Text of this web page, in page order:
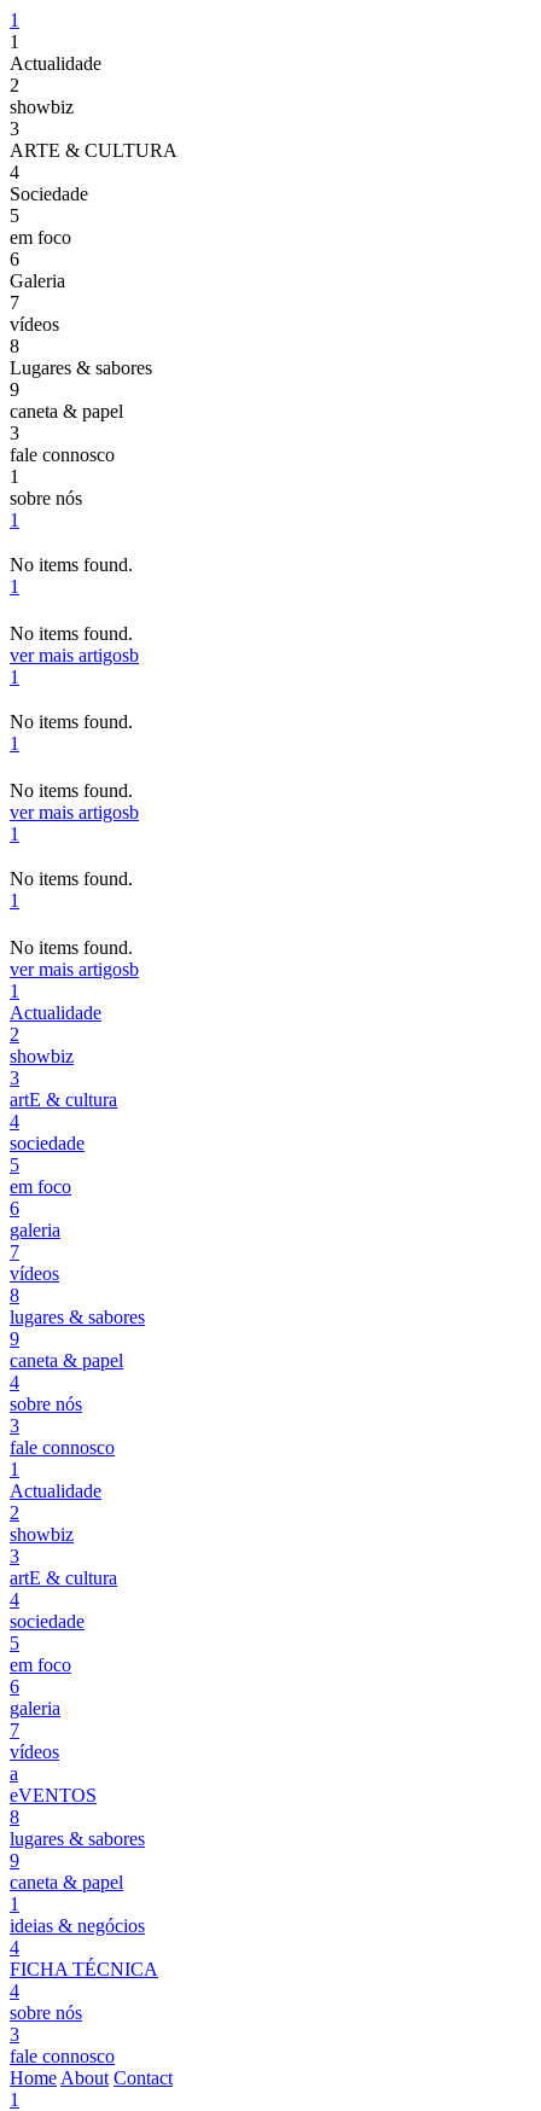
1
1
Actualidade
2
showbiz
3
ARTE & CULTURA
4
Sociedade
5
em foco
6
Galeria
7
vídeos
8
Lugares & sabores
9
caneta & papel
3
fale connosco
1
sobre nós
1
No items found.
1
No items found.
ver mais artigosb
1
No items found.
1
No items found.
ver mais artigosb
1
No items found.
1
No items found.
ver mais artigosb
1
Actualidade
2
showbiz
3
artE & cultura
4
sociedade
5
em foco
6
galeria
7
vídeos
8
lugares & sabores
9
caneta & papel
4
sobre nós
3
fale connosco
1
Actualidade
2
showbiz
3
artE & cultura
4
sociedade
5
em foco
6
galeria
7
vídeos
a
eVENTOS
8
lugares & sabores
9
caneta & papel
1
ideias & negócios
4
FICHA TÉCNICA
4
sobre nós
3
fale connosco
Home About Contact
1